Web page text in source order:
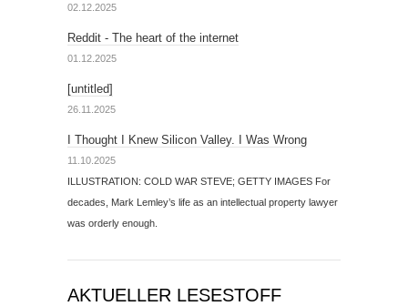
02.12.2025
Reddit - The heart of the internet
01.12.2025
[untitled]
26.11.2025
I Thought I Knew Silicon Valley. I Was Wrong
11.10.2025
ILLUSTRATION: COLD WAR STEVE; GETTY IMAGES For
decades, Mark Lemley’s life as an intellectual property lawyer
was orderly enough.
AKTUELLER LESESTOFF